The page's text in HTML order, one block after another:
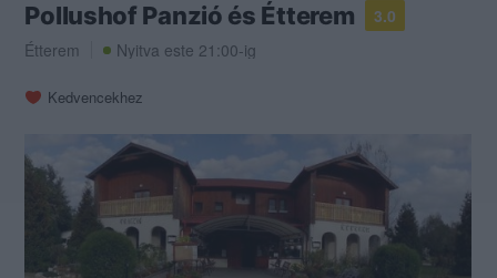
Pollushof Panzió és Étterem
3.0
Étterem
Nyitva este 21:00-ig
Kedvencekhez